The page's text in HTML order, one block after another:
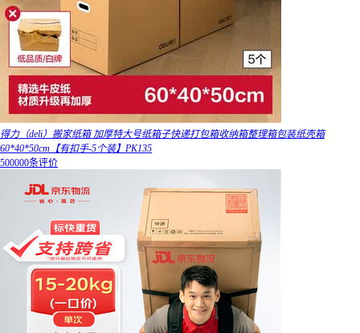
得力（deli）搬家纸箱 加厚特大号纸箱子快递打包箱收纳箱整理箱包装纸壳箱
60*40*50cm【有扣手-5个装】PK135
500000条评价